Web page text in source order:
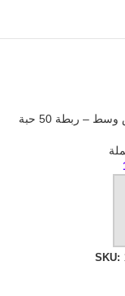
– ربطة 50 حبة
SKU: